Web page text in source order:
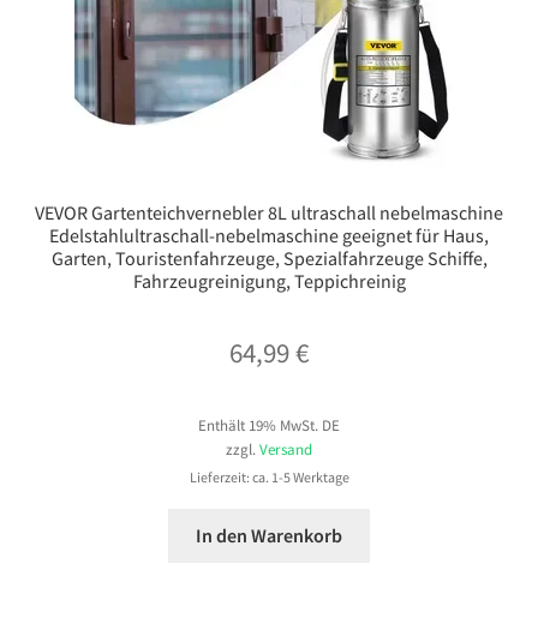
VEVOR Gartenteichvernebler 8L ultraschall nebelmaschine
Edelstahlultraschall-nebelmaschine geeignet für Haus,
Garten, Touristenfahrzeuge, Spezialfahrzeuge Schiffe,
Fahrzeugreinigung, Teppichreinig
64,99€
Enthält 19% MwSt. DE
zzgl. Versand
Lieferzeit: ca. 1-5 Werktage
In den Warenkorb